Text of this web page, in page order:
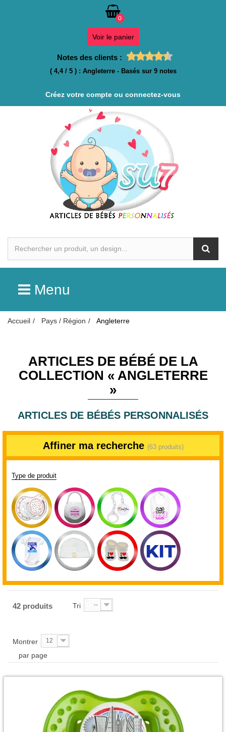
0
Voir le panier
Notes des clients :
( 4,4/ 5) : Angleterre- Basés sur 9notes
Créez votre compte ou connectez-vous
Menu
Accueil Pays / Région Angleterre
ARTICLES DE BÉBÉ DE LA
COLLECTION « ANGLETERRE
»
ARTICLES DE BÉBÉS PERSONNALISÉS
Affiner ma recherche (63 produits)
Type de produit
42 produits Tri --
Montrer 12
par page